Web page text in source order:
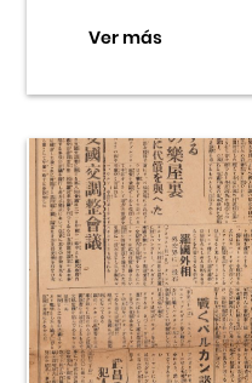
Ver más